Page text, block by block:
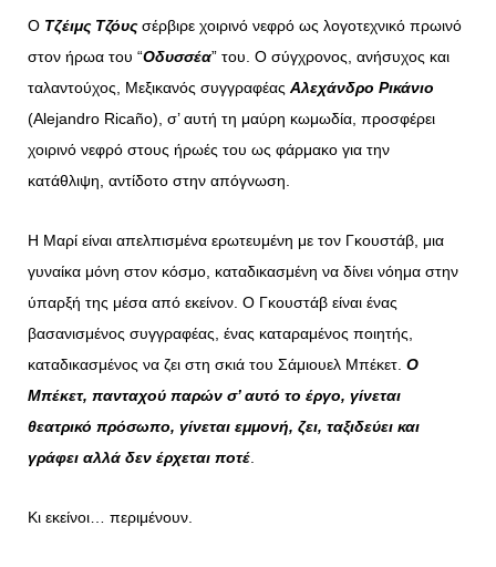
Ο Τζέιμς Τζόυς σέρβιρε χοιρινό νεφρό ως λογοτεχνικό πρωινό
στον ήρωα του “Οδυσσέα” του. Ο σύγχρονος, ανήσυχος και
ταλαντούχος, Μεξικανός συγγραφέας Αλεχάνδρο Ρικάνιο
(Alejandro Ricaño), σ’ αυτή τη μαύρη κωμωδία, προσφέρει
χοιρινό νεφρό στους ήρωές του ως φάρμακο για την
κατάθλιψη, αντίδοτο στην απόγνωση.
Η Μαρί είναι απελπισμένα ερωτευμένη με τον Γκουστάβ, μια
γυναίκα μόνη στον κόσμο, καταδικασμένη να δίνει νόημα στην
ύπαρξή της μέσα από εκείνον. Ο Γκουστάβ είναι ένας
βασανισμένος συγγραφέας, ένας καταραμένος ποιητής,
καταδικασμένος να ζει στη σκιά του Σάμιουελ Μπέκετ. Ο
Μπέκετ, πανταχού παρών σ’ αυτό το έργο, γίνεται
θεατρικό πρόσωπο, γίνεται εμμονή, ζει, ταξιδεύει και
γράφει αλλά δεν έρχεται ποτέ.
Κι εκείνοι… περιμένουν.